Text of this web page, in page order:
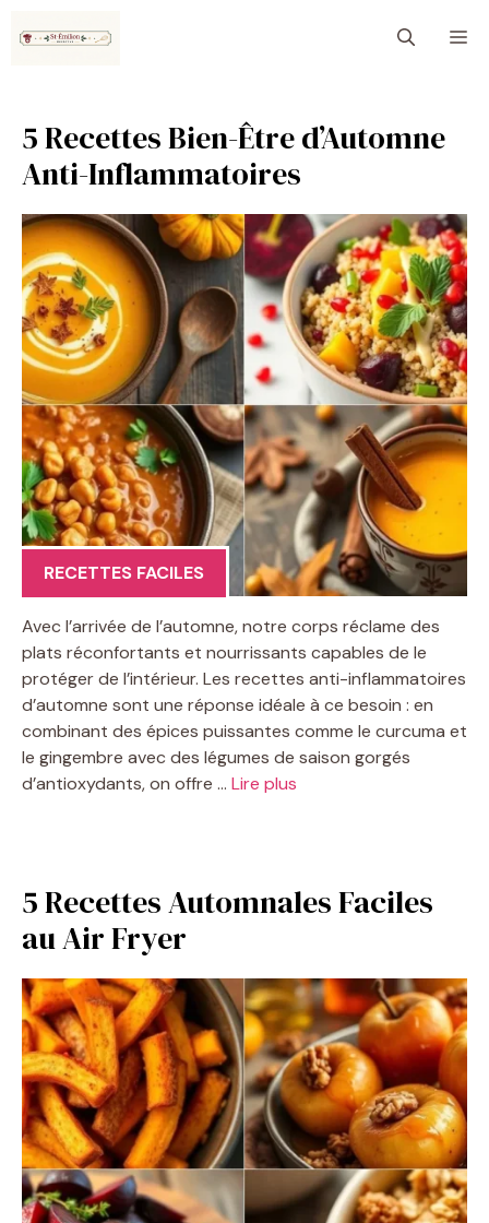
5 Recettes Bien-Être d’Automne
Anti-Inflammatoires
RECETTES FACILES
Avec l’arrivée de l’automne, notre corps réclame des
plats réconfortants et nourrissants capables de le
protéger de l’intérieur. Les recettes anti-inflammatoires
d’automne sont une réponse idéale à ce besoin : en
combinant des épices puissantes comme le curcuma et
le gingembre avec des légumes de saison gorgés
d’antioxydants, on offre … Lire plus
5 Recettes Automnales Faciles
au Air Fryer